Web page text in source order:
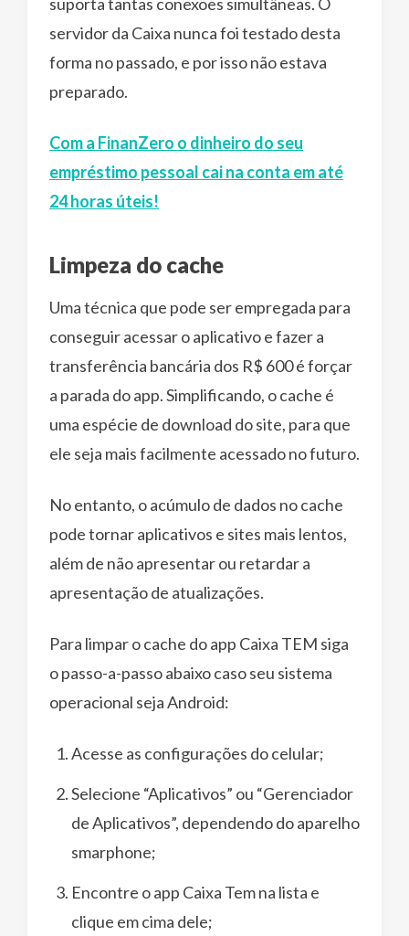
servidor da Caixa nunca foi testado desta
forma no passado, e por isso não estava
preparado.
Com a FinanZero o dinheiro do seu
empréstimo pessoal cai na conta em até
24 horas úteis!
Limpeza do cache
Uma técnica que pode ser empregada para
conseguir acessar o aplicativo e fazer a
transferência bancária dos R$ 600 é forçar
a parada do app. Simplificando, o cache é
uma espécie de download do site, para que
ele seja mais facilmente acessado no futuro.
No entanto, o acúmulo de dados no cache
pode tornar aplicativos e sites mais lentos,
além de não apresentar ou retardar a
apresentação de atualizações.
Para limpar o cache do app Caixa TEM siga
o passo-a-passo abaixo caso seu sistema
operacional seja Android:
Acesse as configurações do celular;
Selecione “Aplicativos” ou “Gerenciador
de Aplicativos”, dependendo do aparelho
smarphone;
Encontre o app Caixa Tem na lista e
clique em cima dele;